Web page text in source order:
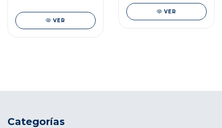
VER
VER
Categorías